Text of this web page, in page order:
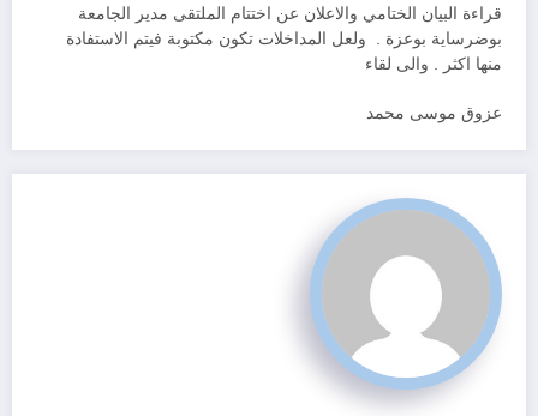
قراءة البيان الختامي والاعلان عن اختتام الملتقى مدير الجامعة
بوضرساية بوعزة . ولعل المداخلات تكون مكتوبة فيتم الاستفادة
منها اكثر . والى لقاء
عزوق موسى محمد